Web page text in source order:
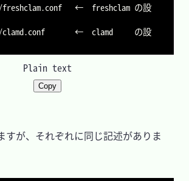
←	freshclam の設
←	clamd     の設
Plain text
Copy
が、それぞれに同じ記述がありま